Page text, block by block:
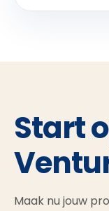
Start
Maak nu jouw